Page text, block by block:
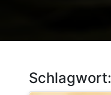
Schlagwort: